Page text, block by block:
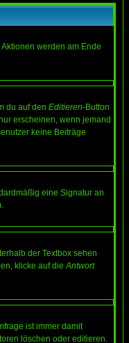
werden am Ende
du auf den Editieren-Button
erscheinen, wenn jemand
keine Beiträge
eine Signatur an
der Textbox sehen
klicke auf dieAntwort
ist immer damit
löschen oder editieren.